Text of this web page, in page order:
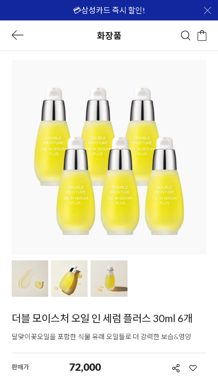
💳삼성카드 즉시 할인!
화장품
더블 모이스처 오일 인 세럼 플러스 30ml 6개
달맞이꽃오일을 포함한 식물 유래 오일들로 더 강력한 보습&영양
판매가 72,000